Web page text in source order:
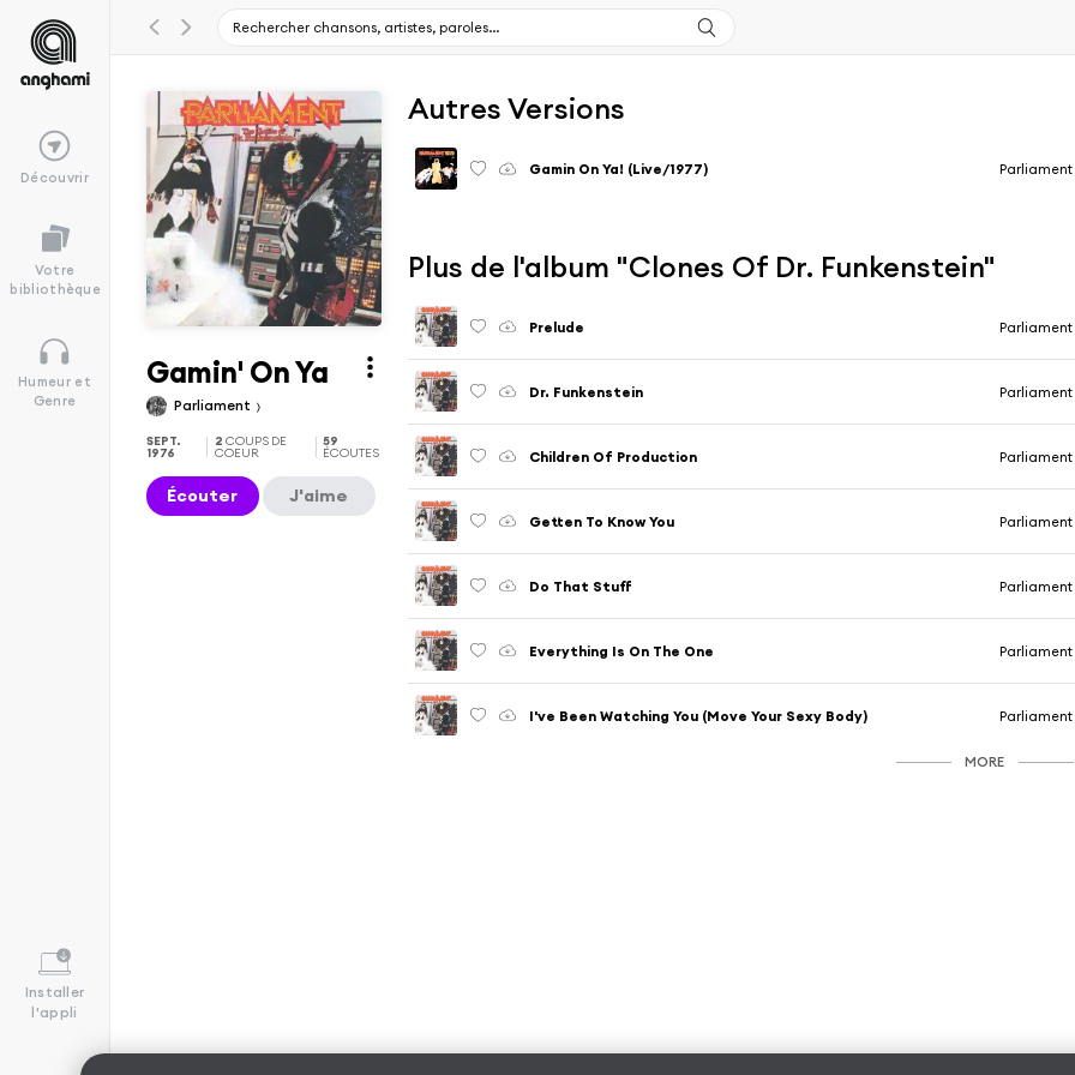
Découvrir
Votre
bibliothèque
Humeur et
Genre
Installer
l'appli
Gamin' On Ya
Parliament
SEPT.
1976
2 COUPS DE
COEUR
59
ÉCOUTES
Écouter J'aime
Autres Versions
Gamin On Ya! (Live/1977) Parliament
Plus de l'album "Clones Of Dr. Funkenstein"
Prelude Parliament
Dr. Funkenstein Parliament
Children Of Production Parliament
Getten To Know You Parliament
Do That Stuff Parliament
Everything Is On The One Parliament
I've Been Watching You (Move Your Sexy Body) Parliament
MORE